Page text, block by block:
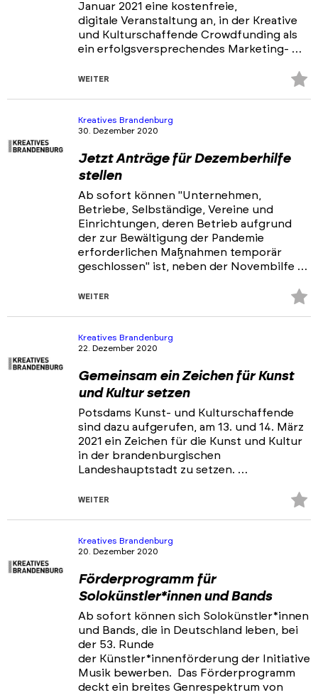
Januar 2021 eine kostenfreie,
digitale Veranstaltung an, in der Kreative
und Kulturschaffende Crowdfunding als
ein erfolgsversprechendes Marketing- …
WEITER
Kreatives Brandenburg
30. Dezember 2020
Jetzt Anträge für Dezemberhilfe
stellen
Ab sofort können "Unternehmen,
Betriebe, Selbständige, Vereine und
Einrichtungen, deren Betrieb aufgrund
der zur Bewältigung der Pandemie
erforderlichen Maßnahmen temporär
geschlossen" ist, neben der Novembilfe …
WEITER
Kreatives Brandenburg
22. Dezember 2020
Gemeinsam ein Zeichen für Kunst
und Kultur setzen
Potsdams Kunst- und Kulturschaffende
sind dazu aufgerufen, am 13. und 14. März
2021 ein Zeichen für die Kunst und Kultur
in der brandenburgischen
Landeshauptstadt zu setzen. …
WEITER
Kreatives Brandenburg
20. Dezember 2020
Förderprogramm für
Solokünstler*innen und Bands
Ab sofort können sich Solokünstler*innen
und Bands, die in Deutschland leben, bei
der 53. Runde
der Künstler*innenförderung der Initiative
Musik bewerben. Das Förderprogramm
deckt ein breites Genrespektrum von